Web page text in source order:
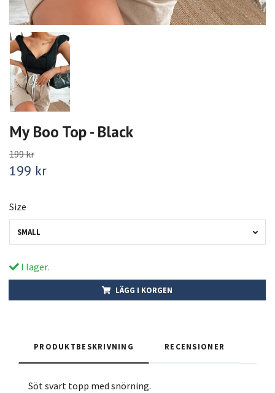
My Boo Top - Black
199 kr
199 kr
Size
SMALL
I lager.
LÄGG I KORGEN
PRODUKTBESKRIVNING RECENSIONER
Söt svart topp med snörning.